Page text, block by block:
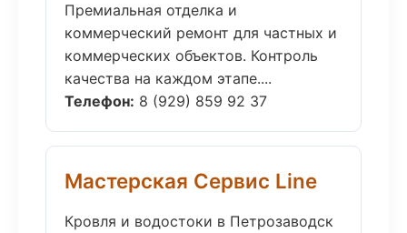
Премиальная отделка и
коммерческий ремонт для частных и
коммерческих объектов. Контроль
качества на каждом этапе....
Телефон: 8 (929) 859 92 37
Мастерская Сервис Line
Кровля и водостоки в Петрозаводск